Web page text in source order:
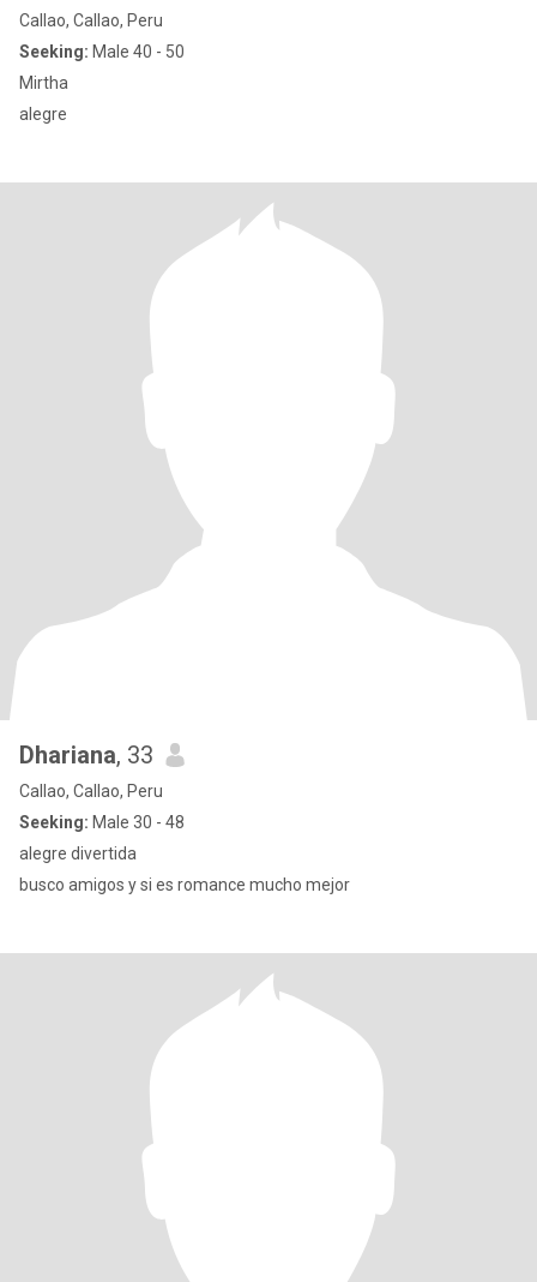
Callao, Callao, Peru
Seeking: Male 40 - 50
Mirtha
alegre
Dhariana, 33
Callao, Callao, Peru
Seeking: Male 30 - 48
alegre divertida
busco amigos y si es romance mucho mejor